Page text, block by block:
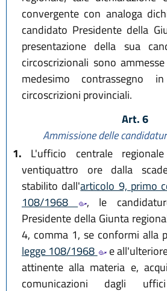
convergente con analoga
candidato Presidente della
presentazione della sua
circoscrizionali sono
medesimo contrassegno
circoscrizioni provinciali.
Art. 6
Ammissione delle
1. L'ufficio centrale
ventiquattro ore dalla
stabilito dall'articolo 9, primo
108/1968
, le
Presidente della Giunta
4, comma 1, se conformi alla
legge 108/1968
e
attinente alla materia e,
comunicazioni dagli uffici